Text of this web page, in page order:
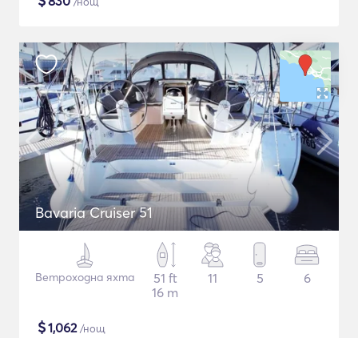
Bavaria Cruiser 51
Ветроходна яхта
51 ft
16 m
11 5 6
$1,062/нощ